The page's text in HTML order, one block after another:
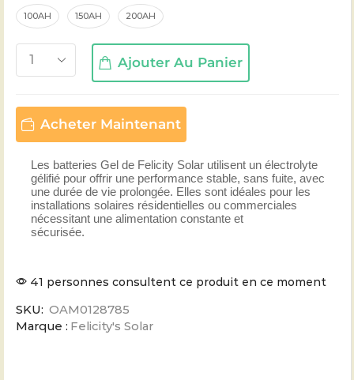
100AH 150AH 200AH
Ajouter Au Panier
Acheter Maintenant
Les batteries Gel de Felicity Solar utilisent un électrolyte
gélifié pour offrir une performance stable, sans fuite, avec
une durée de vie prolongée. Elles sont idéales pour les
installations solaires résidentielles ou commerciales
nécessitant une alimentation constante et
sécurisée.
41 personnes consultent ce produit en ce moment
SKU: OAM0128785
Marque : Felicity's Solar